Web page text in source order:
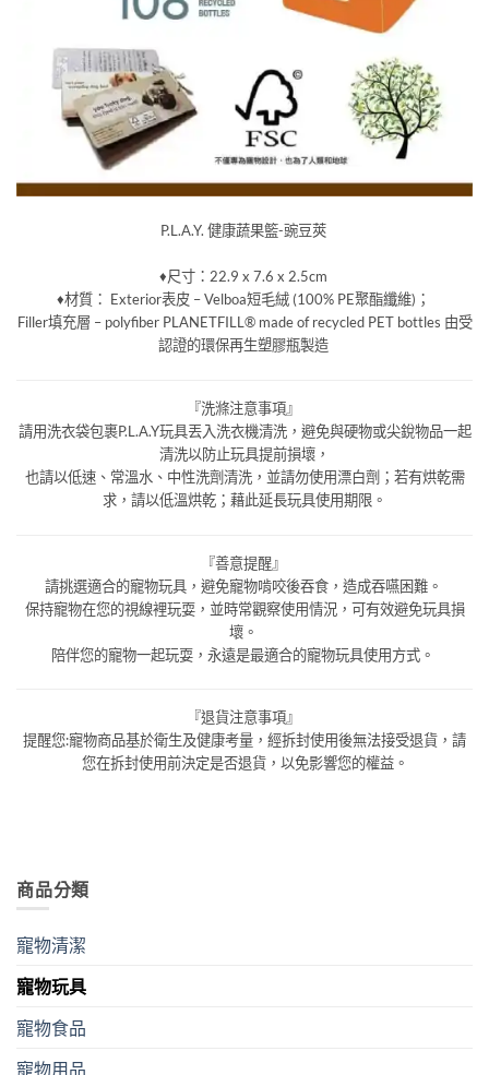
P.L.A.Y. 健康蔬果籃-豌豆莢
♦尺寸：22.9 x 7.6 x 2.5cm
♦材質： Exterior表皮 – Velboa短毛絨 (100% PE聚酯纖維)；
Filler填充層 – polyfiber PLANETFILL® made of recycled PET bottles 由受
認證的環保再生塑膠瓶製造
『洗滌注意事項』
請用洗衣袋包裹P.L.A.Y玩具丟入洗衣機清洗，避免與硬物或尖銳物品一起
清洗以防止玩具提前損壞，
也請以低速、常溫水、中性洗劑清洗，並請勿使用漂白劑；若有烘乾需
求，請以低溫烘乾；藉此延長玩具使用期限。
『善意提醒』
請挑選適合的寵物玩具，避免寵物啃咬後吞食，造成吞嚥困難。
保持寵物在您的視線裡玩耍，並時常觀察使用情況，可有效避免玩具損
壞。
陪伴您的寵物一起玩耍，永遠是最適合的寵物玩具使用方式。
『退貨注意事項』
提醒您:寵物商品基於衛生及健康考量，經拆封使用後無法接受退貨，請
您在拆封使用前決定是否退貨，以免影響您的權益。
商品分類
寵物清潔
寵物玩具
寵物食品
寵物用品